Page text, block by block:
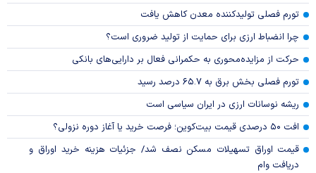
تورم فصلی تولیدکننده معدن کاهش یافت
چرا انضباط ارزی برای حمایت از تولید ضروری است؟
حرکت از مزایده‌محوری به حکمرانی فعال بر دارایی‌های بانکی
تورم فصلی بخش برق به ۶۵.۷ درصد رسید
ریشه نوسانات ارزی در ایران سیاسی است
افت ۵۰ درصدی قیمت بیت‌کوین؛ فرصت خرید یا آغاز دوره نزولی؟
قیمت اوراق تسهیلات مسکن نصف شد/ جزئیات هزینه خرید اوراق و
دریافت وام